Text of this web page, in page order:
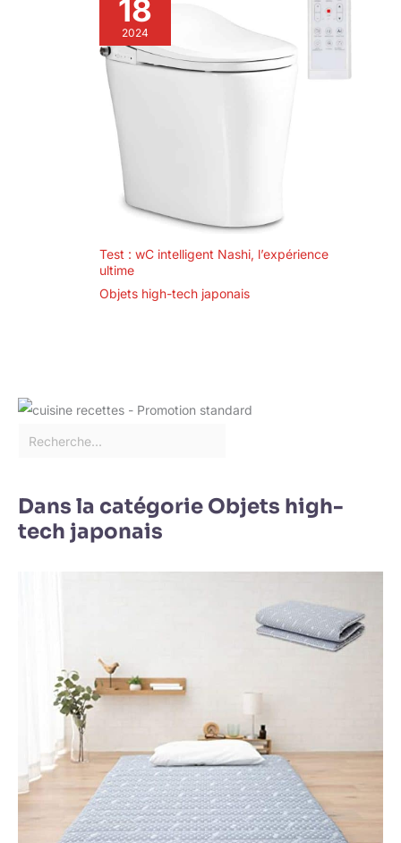
18
2024
Test : wC intelligent Nashi, l’expérience
ultime
Objets high-tech japonais
Dans la catégorie Objets high-
tech japonais